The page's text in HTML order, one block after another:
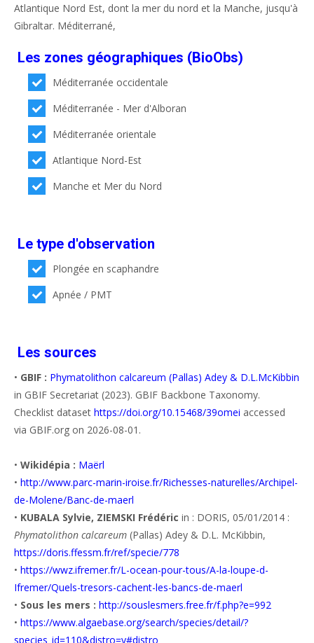
Atlantique Nord Est, dont la mer du nord et la Manche, jusqu'à
Gibraltar. Méditerrané,
Les zones géographiques (BioObs)
Méditerranée occidentale
Méditerranée - Mer d'Alboran
Méditerranée orientale
Atlantique Nord-Est
Manche et Mer du Nord
Le type d'observation
Plongée en scaphandre
Apnée / PMT
Les sources
• GBIF : Phymatolithon calcareum (Pallas) Adey & D.L.McKibbin
in GBIF Secretariat (2023). GBIF Backbone Taxonomy.
Checklist dataset https://doi.org/10.15468/39omei accessed
via GBIF.org on 2026-08-01.
• Wikidépia : Maërl
• http://www.parc-marin-iroise.fr/Richesses-naturelles/Archipel-
de-Molene/Banc-de-maerl
• KUBALA Sylvie, ZIEMSKI Frédéric in : DORIS, 05/01/2014 :
Phymatolithon calcareum (Pallas) Adey & D.L. McKibbin,
https://doris.ffessm.fr/ref/specie/778
• https://wwz.ifremer.fr/L-ocean-pour-tous/A-la-loupe-d-
Ifremer/Quels-tresors-cachent-les-bancs-de-maerl
• Sous les mers : http://souslesmers.free.fr/f.php?e=992
• https://www.algaebase.org/search/species/detail/?
species_id=110&distro=y#distro